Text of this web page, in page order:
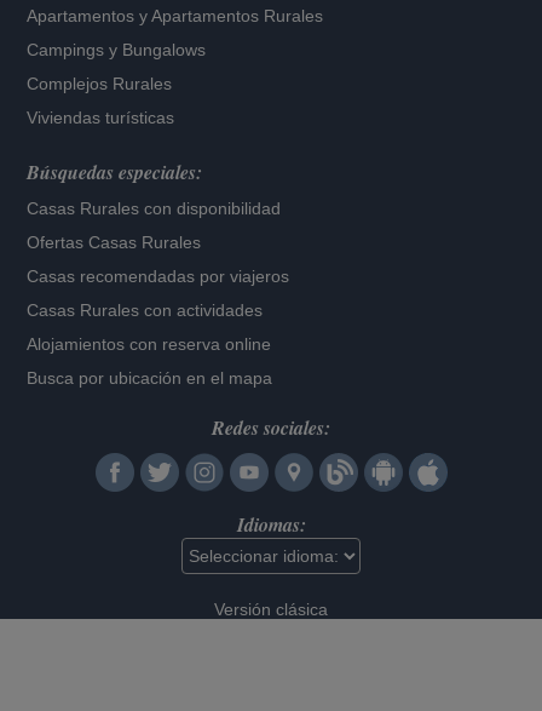
Apartamentos yApartamentos Rurales
Campings y Bungalows
Complejos Rurales
Viviendas turísticas
Búsquedas especiales:
Casas Rurales con disponibilidad
Ofertas Casas Rurales
Casas recomendadas por viajeros
Casas Rurales con actividades
Alojamientos con reserva online
Busca por ubicación en el mapa
Redes sociales:
Idiomas:
Versión clásica